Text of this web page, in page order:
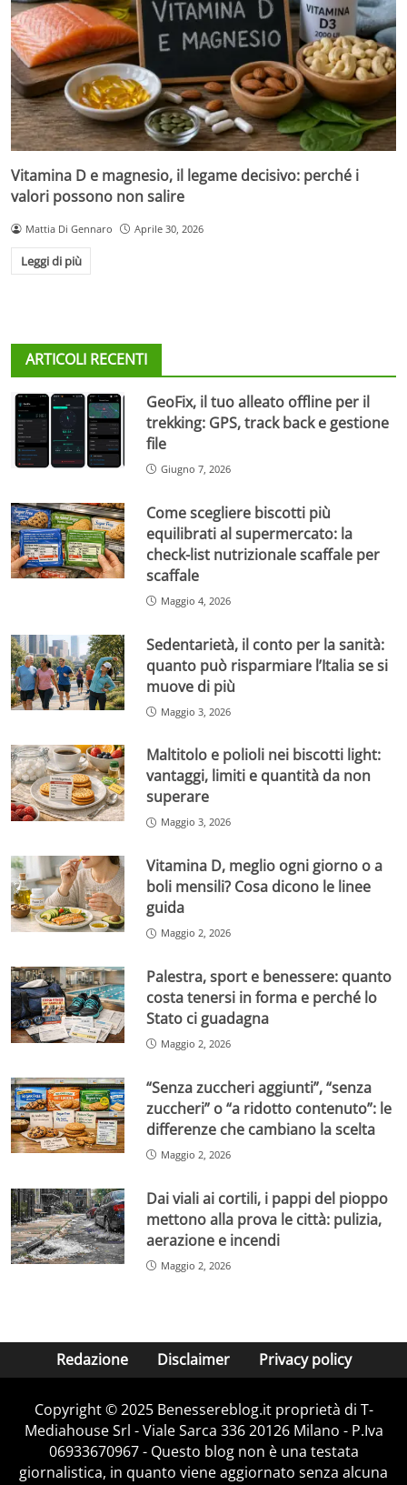
Vitamina D e magnesio, il legame decisivo: perché i
valori possono non salire
Mattia Di Gennaro Aprile 30, 2026
Leggi di più
ARTICOLI RECENTI
GeoFix, il tuo alleato offline per il
trekking: GPS, track back e gestione
file
Giugno 7, 2026
Come scegliere biscotti più
equilibrati al supermercato: la
check-list nutrizionale scaffale per
scaffale
Maggio 4, 2026
Sedentarietà, il conto per la sanità:
quanto può risparmiare l’Italia se si
muove di più
Maggio 3, 2026
Maltitolo e polioli nei biscotti light:
vantaggi, limiti e quantità da non
superare
Maggio 3, 2026
Vitamina D, meglio ogni giorno o a
boli mensili? Cosa dicono le linee
guida
Maggio 2, 2026
Palestra, sport e benessere: quanto
costa tenersi in forma e perché lo
Stato ci guadagna
Maggio 2, 2026
“Senza zuccheri aggiunti”, “senza
zuccheri” o “a ridotto contenuto”: le
differenze che cambiano la scelta
Maggio 2, 2026
Dai viali ai cortili, i pappi del pioppo
mettono alla prova le città: pulizia,
aerazione e incendi
Maggio 2, 2026
Redazione Disclaimer Privacy policy
Copyright © 2025 Benessereblog.it proprietà di T-
Mediahouse Srl - Viale Sarca 336 20126 Milano - P.Iva
06933670967 - Questo blog non è una testata
giornalistica, in quanto viene aggiornato senza alcuna